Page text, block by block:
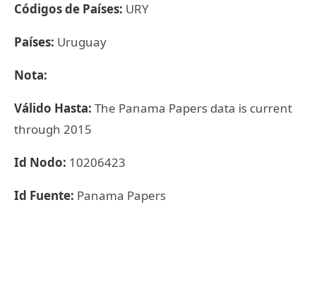
Códigos de Países: URY
Países: Uruguay
Nota:
Válido Hasta: The Panama Papers data is current
through 2015
Id Nodo: 10206423
Id Fuente: Panama Papers